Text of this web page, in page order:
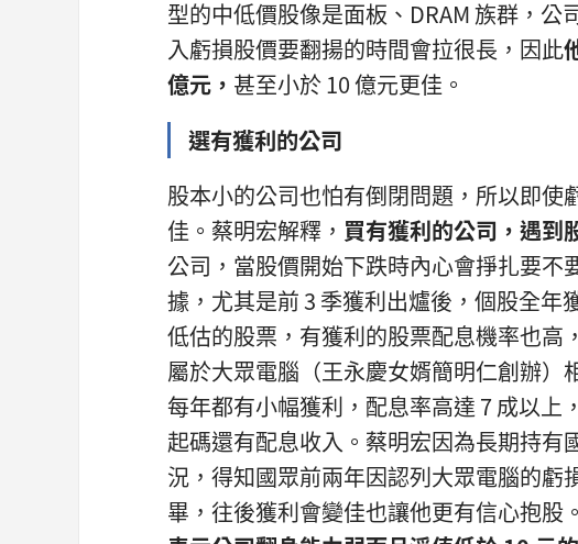
型的中低價股像是面板、DRAM 族群，
入虧損股價要翻揚的時間會拉很長，因此
億元， 甚至小於 10 億元更佳。
選有獲利的公司
股本小的公司也怕有倒閉問題，所以即
佳。蔡明宏解釋， 買有獲利的公司， 遇到
公司，當股價開始下跌時內心會掙扎要
據，尤其是前 3 季獲利出爐後，個股全
低估的股票，有獲利的股票配息機率也
屬於大眾電腦（王永慶女婿簡明仁創辦）
每年都有小幅獲利，配息率高達 7 成以上
起碼還有配息收入。蔡明宏因為長期持
況，得知國眾前兩年因認列大眾電腦的虧
畢，往後獲利會變佳也讓他更有信心抱股。